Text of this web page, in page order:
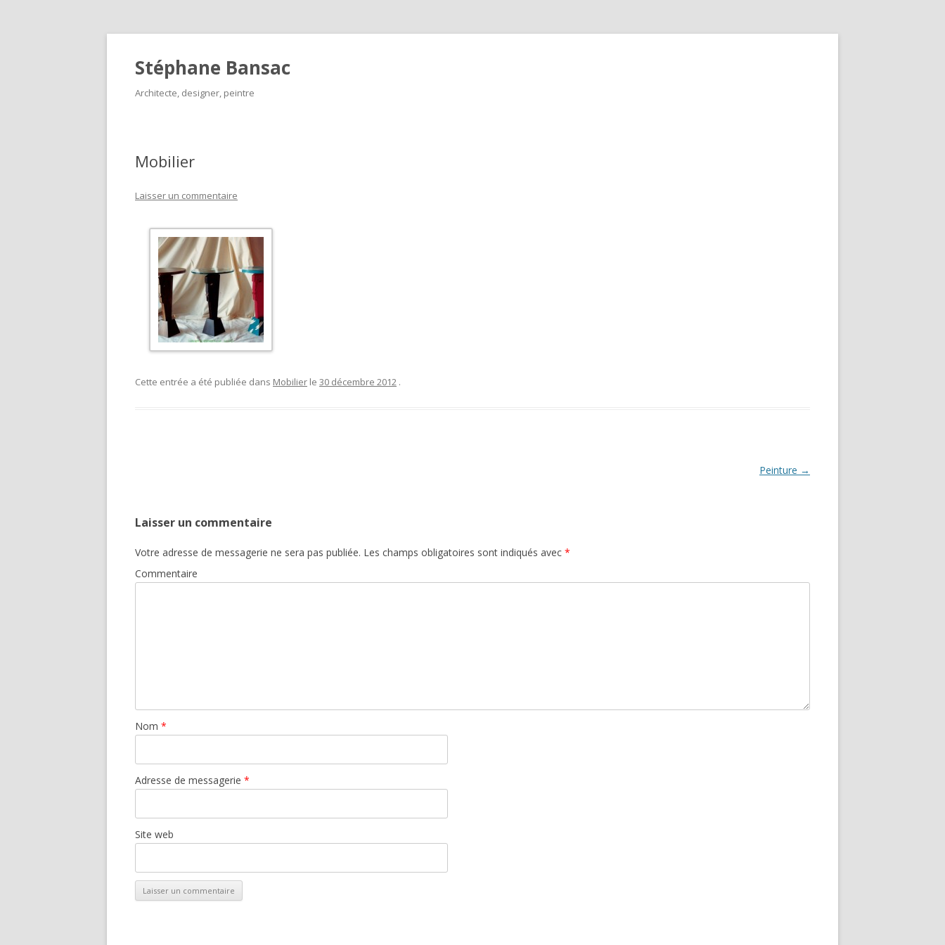
Stéphane Bansac
Architecte, designer, peintre
Mobilier
Laisser un commentaire
Cette entrée a été publiée dans Mobilier le 30 décembre 2012 .
Peinture →
Laisser un commentaire
Votre adresse de messagerie ne sera pas publiée. Les champs obligatoires sont indiqués avec *
Commentaire
Nom *
Adresse de messagerie *
Site web